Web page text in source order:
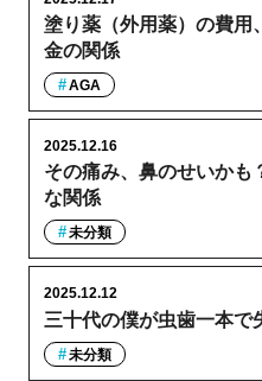
塗り薬（外用薬）の費用
金の関係
AGA
その痛み、鼻のせいかも
な関係
2025.12.16
未分類
三十代の僕が虫歯一本で
2025.12.12
未分類